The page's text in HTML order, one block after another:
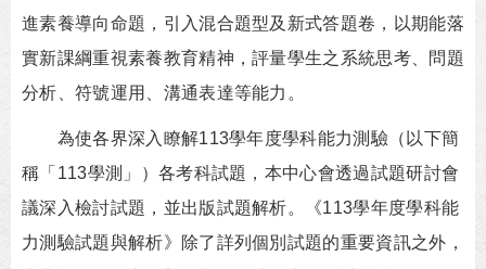
進素養導向命題，引入混合題型及新式答題卷，以期能落
實新課綱重視素養教育精神，評量學生之系統思考、問題
分析、符號運用、溝通表達等能力。
為使各界深入瞭解113學年度學科能力測驗（以下簡
稱「113學測」）各考科試題，本中心會透過試題研討會
議深入檢討試題，並出版試題解析。《113學年度學科能
力測驗試題與解析》除了詳列個別試題的重要資訊之外，